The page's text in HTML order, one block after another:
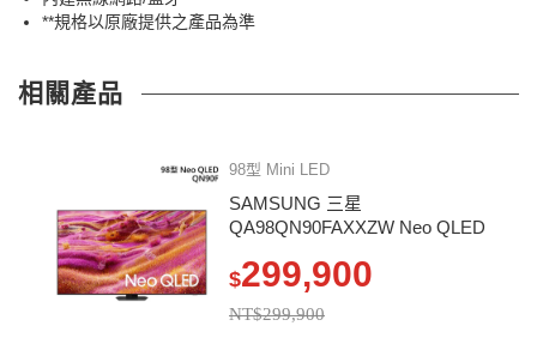
**規格以原廠提供之產品為準
相關產品
98型 Mini LED
SAMSUNG 三星
QA98QN90FAXXZW Neo QLED
$299,900
NT$299,900